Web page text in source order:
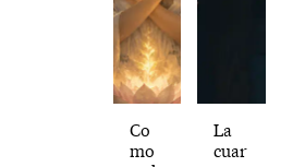
Co
mo
La
cuar